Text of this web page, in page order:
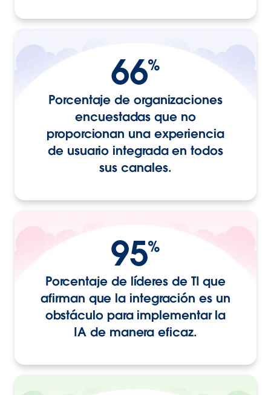
66%
Porcentaje de organizaciones
encuestadas que no
proporcionan una experiencia
de usuario integrada en todos
sus canales.
95%
Porcentaje de líderes de TI que
afirman que la integración es un
obstáculo para implementar la
IA de manera eficaz.